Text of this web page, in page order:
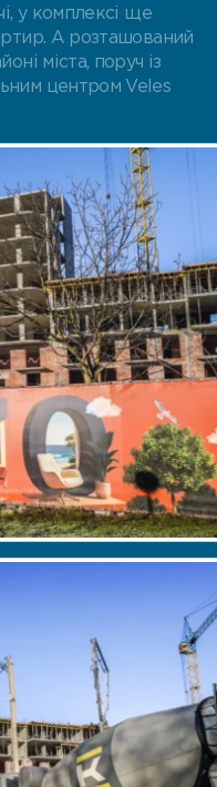
у комплексі ще
А розташований
міста, поруч із
центром Veles